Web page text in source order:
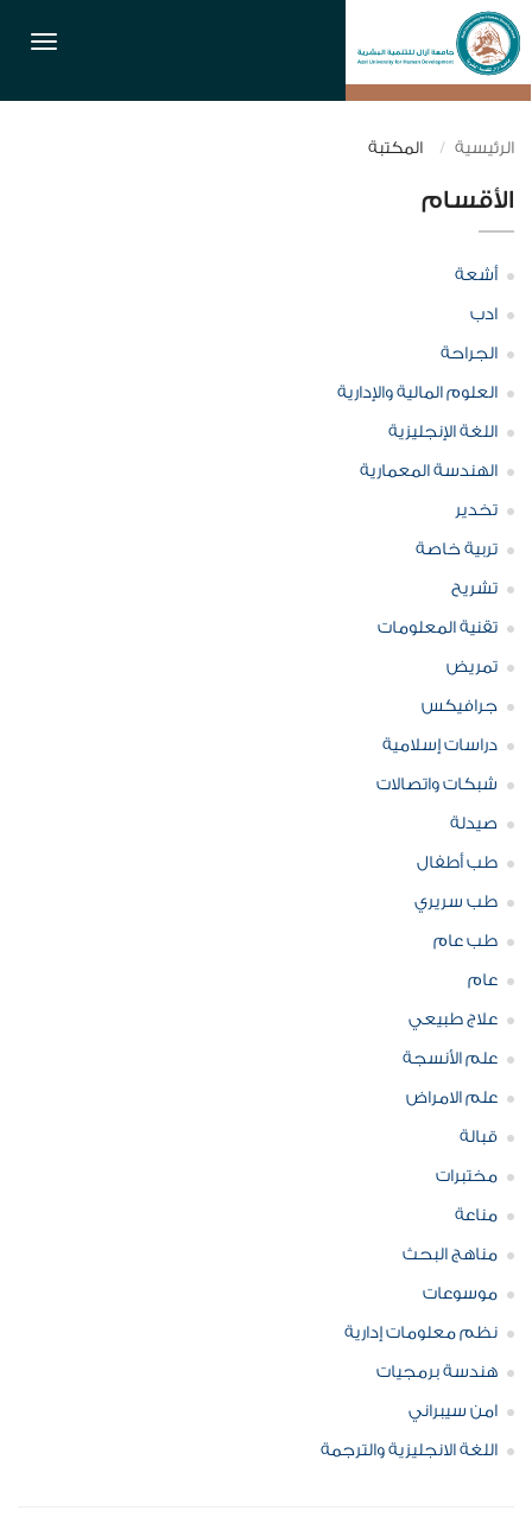
الرئيسية المكتبة
الأقسام
أشعة
ادب
الجراحة
العلوم المالية والإدارية
اللغة الإنجليزية
الهندسة المعمارية
تخدير
تربية خاصة
تشريح
تقنية المعلومات
تمريض
جرافيكس
دراسات إسلامية
شبكات واتصالات
صيدلة
طب أطفال
طب سريري
طب عام
عام
علاج طبيعي
علم الأنسجة
علم الامراض
قبالة
مختبرات
مناعة
مناهج البحث
موسوعات
نظم معلومات إدارية
هندسة برمجيات
امن سيبراني
اللغة الانجليزية والترجمة